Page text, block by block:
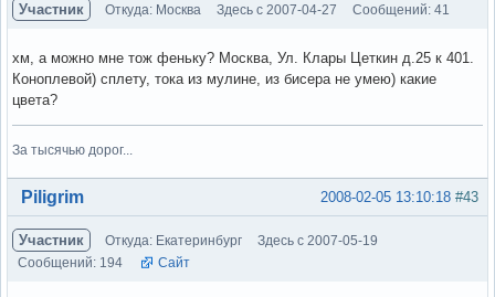
Участник Откуда: Москва Здесь с 2007-04-27 Сообщений: 41
хм, а можно мне тож феньку? Москва, Ул. Клары Цеткин д.25 к 401.
Коноплевой) сплету, тока из мулине, из бисера не умею) какие
цвета?
За тысячью дорог...
Вне форума #43
2008-02-05 13:10:18
Piligrim
Участник Откуда: Екатеринбург
Здесь с 2007-05-19
Сообщений: 194
Сайт